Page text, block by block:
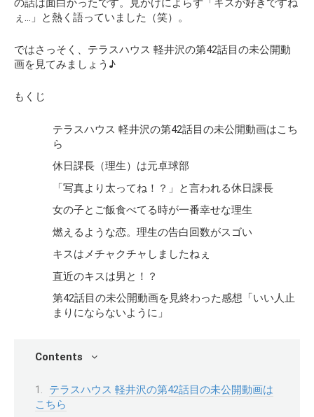
の話は面白かったです。見かけによらず 「キスが好きですね
ぇ…」
と熱く語っていました（笑）。
ではさっそく、テラスハウス 軽井沢の第42話目の未公開動
画を見てみましょう♪
もくじ
テラスハウス 軽井沢の第42話目の未公開動画はこち
ら
休日課長（理生）は元卓球部
「写真より太ってね！？」と言われる休日課長
女の子とご飯食べてる時が一番幸せな理生
燃えるような恋。理生の告白回数がスゴい
キスはメチャクチャしましたねぇ
直近のキスは男と！？
第42話目の未公開動画を見終わった感想「いい人止
まりにならないように」
Contents
テラスハウス 軽井沢の第42話目の未公開動画は
こちら